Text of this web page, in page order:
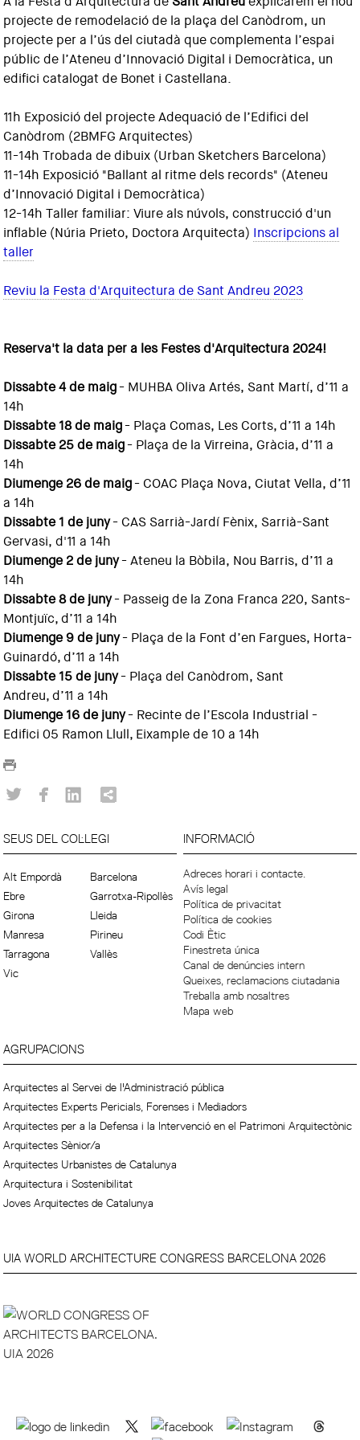
projecte de remodelació de la plaça del Canòdrom, un
projecte per a l’ús del ciutadà que complementa l’espai
públic de l’Ateneu d’Innovació Digital i Democràtica, un
edifici catalogat de Bonet i Castellana.
11h Exposició del projecte Adequació de l’Edifici del
Canòdrom (2BMFG Arquitectes)
11-14h Trobada de dibuix (Urban Sketchers Barcelona)
11-14h Exposició "Ballant al ritme dels records" (Ateneu
d’Innovació Digital i Democràtica)
12-14h Taller familiar: Viure als núvols, construcció d'un
inflable (Núria Prieto, Doctora Arquitecta) Inscripcions al
taller
Reviu la Festa d'Arquitectura de Sant Andreu 2023
Reserva't la data per a les Festes d'Arquitectura 2024!
Dissabte 4 de maig- MUHBA Oliva Artés, Sant Martí, d’11 a
14h
Dissabte 18 de maig- Plaça Comas, Les Corts, d’11 a 14h
Dissabte 25 de maig- Plaça de la Virreina, Gràcia, d’11 a
14h
Diumenge 26 de maig- COAC Plaça Nova, Ciutat Vella, d’11
a 14h
Dissabte 1 de juny- CAS Sarrià-Jardí Fènix, Sarrià-Sant
Gervasi, d'11 a 14h
Diumenge 2 de juny- Ateneu la Bòbila, Nou Barris, d’11 a
14h
Dissabte 8 de juny- Passeig de la Zona Franca 220, Sants-
Montjuïc, d’11 a 14h
Diumenge 9 de juny- Plaça de la Font d’en Fargues, Horta-
Guinardó, d’11 a 14h
Dissabte 15 de juny- Plaça del Canòdrom, Sant
Andreu, d’11 a 14h
Diumenge 16 de juny- Recinte de l’Escola Industrial -
Edifici 05 Ramon Llull, Eixample de 10 a 14h
SEUS DEL COL·LEGI
Alt Empordà
Barcelona
Ebre
Garrotxa-Ripollès
Girona
Lleida
Manresa
Pirineu
Tarragona
Vallès
Vic
INFORMACIÓ
Adreces horari i contacte.
Avís legal
Política de privacitat
Política de cookies
Codi Ètic
Finestreta única
Canal de denúncies intern
Queixes, reclamacions ciutadania
Treballa amb nosaltres
Mapa web
AGRUPACIONS
Arquitectes al Servei de l'Administració pública
Arquitectes Experts Pericials, Forenses i Mediadors
Arquitectes per a la Defensa i la Intervenció en el Patrimoni Arquitectònic
Arquitectes Sènior/a
Arquitectes Urbanistes de Catalunya
Arquitectura i Sostenibilitat
Joves Arquitectes de Catalunya
UIA WORLD ARCHITECTURE CONGRESS BARCELONA 2026